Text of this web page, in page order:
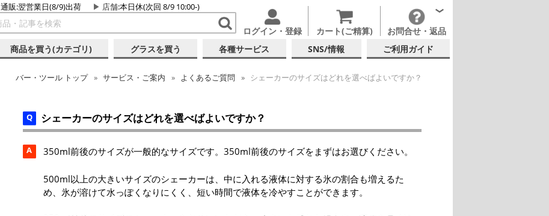
通販:翌営業日(8/9)出荷 店舗:本日休(次回 8/9 10:00-)
ログイン・登録 カート(ご精算) お問合せ・返品
商品を買う(カテゴリ) グラスを買う 各種サービス SNS/情報 ご利用ガイド
バー・ツールトップ サービス・ご案内 よくあるご質問 シェーカーのサイズはどれを選べばよいですか？
シェーカーのサイズはどれを選べばよいですか？
A 350ml前後のサイズが一般的なサイズです。350ml前後のサイズをまずはお選びください。
500ml以上の大きいサイズのシェーカーは、中に入れる液体に対する氷の割合も増えるた
め、氷が溶けて水っぽくなりにくく、短い時間で液体を冷やすことができます。